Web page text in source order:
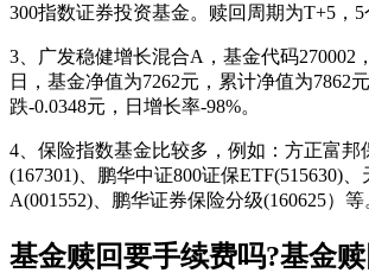
300指数证券投资基金。赎回周期为T+5，5
3、广发稳健增长混合A，基金代码270002
日，基金净值为7262元，累计净值为7862
跌-0.0348元，日增长率-98%。
4、保险指数基金比较多，例如：方正富邦
(167301)、鹏华中证800证保ETF(515630)
A(001552)、鹏华证券保险分级(160625）等
基金赎回要手续费吗?基金